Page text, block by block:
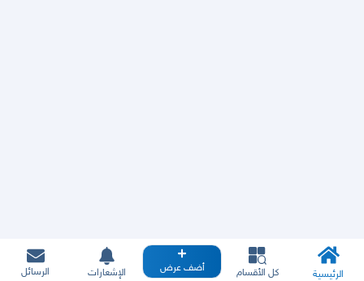
الرئيسية كل الأقسام أضف عرض الإشعارات الرسائل